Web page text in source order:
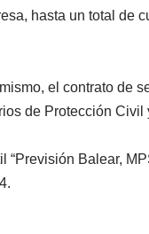
hasta un total de
el contrato de
de Protección Civil
Balear,